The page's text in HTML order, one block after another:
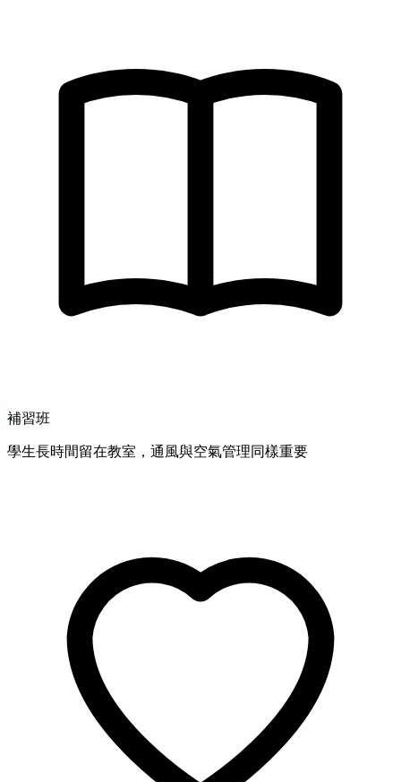
補習班
學生長時間留在教室，通風與空氣管理同樣重要